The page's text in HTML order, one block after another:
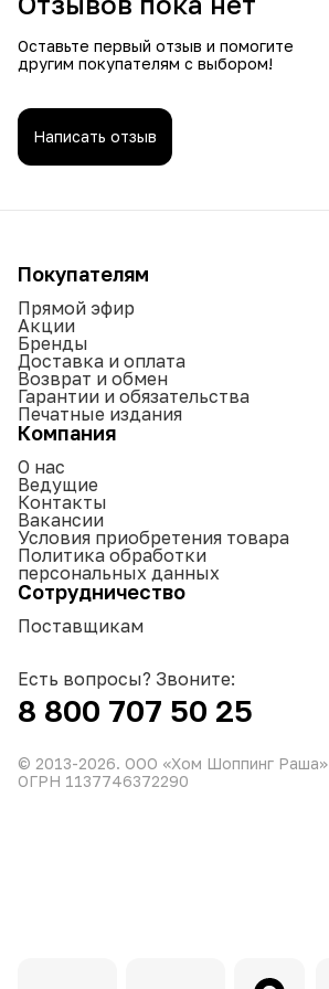
Оставьте первый отзыв и помогите
другим покупателям с выбором!
Написать отзыв
Покупателям
Прямой эфир
Акции
Бренды
Доставка и оплата
Возврат и обмен
Гарантии и обязательства
Печатные издания
Компания
О нас
Ведущие
Контакты
Вакансии
Условия приобретения товара
Политика обработки
персональных данных
Сотрудничество
Поставщикам
Есть вопросы? Звоните:
8 800 707 50 25
© 2013-2026. ООО «Хом Шоппинг Раша»
ОГРН 1137746372290